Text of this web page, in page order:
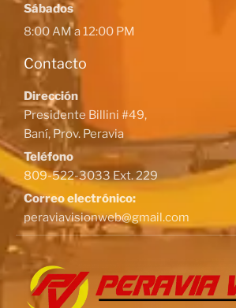
Sábados
8:00 AM a 12:00 PM
Contacto
Dirección
Presidente Billini #49,
Baní, Prov. Peravia
Teléfono
809-522-3033 Ext. 229
Correo electrónico:
peraviavisionweb@gmail.com